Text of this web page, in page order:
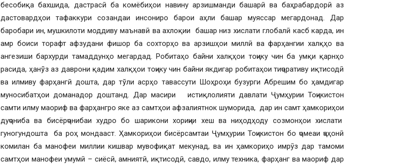
бесобиқа бахшида, дастрасӣ ба комёбиҳои навину арзишманди башарӣ ва баҳрабардорӣ аз
дастовардҳои тафаккури созандаи инсониро барои аҳли башар муяссар мегардонад. Дар
баробари ин, мушкилоти моддиву маънавӣ ва ахлоқии башар низ хислати глобалӣ касб карда, ин
амр боиси торафт афзудани фишор ба сохторҳо ва арзишҳои миллӣ ва фарҳангии халқҳо ва
ангезиши бархурди тамаддунҳо мегардад. Робитаҳо байни халқҳои тоҷику чин ба умқи қарнҳо
расида, ҳанўз аз даврони қадим халқҳои тоҷику чин байни якдигар робитаҳои тиҷоративу иқтисодӣ
ва илмиву фарҳангӣ дошта, дар тўли асрҳо тавассути Шоҳроҳи бузурги Абрешим бо ҳамдигар
муносибатҳои доманадор доштанд. Дар масири истиқлолияти давлати Ҷумҳурии Тоҷикистон
самти илму маориф ва фарҳангро яке аз самтҳои афзалиятнок шуморида, дар ин самт ҳамкориҳои
дуҷониба ва бисёрҷонибаи худро бо шарикони хориҷии хеш ва ниҳодҳоду созмонҳои хислати
гуногундошта ба роҳ мондааст. Ҳамкориҳои бисёрсамтаи Ҷумҳурии Тоҷикистон бо ҷомеаи ҷаҳонӣ
комилан ба манофеи миллии кишвар мувофиқат мекунад, ва ин ҳамкориҳо имрӯз дар тамоми
самтҳои манофеи умумӣ – сиёсӣ, амниятӣ, иқтисодӣ, савдо, илму техника, фарҳанг ва маориф дар